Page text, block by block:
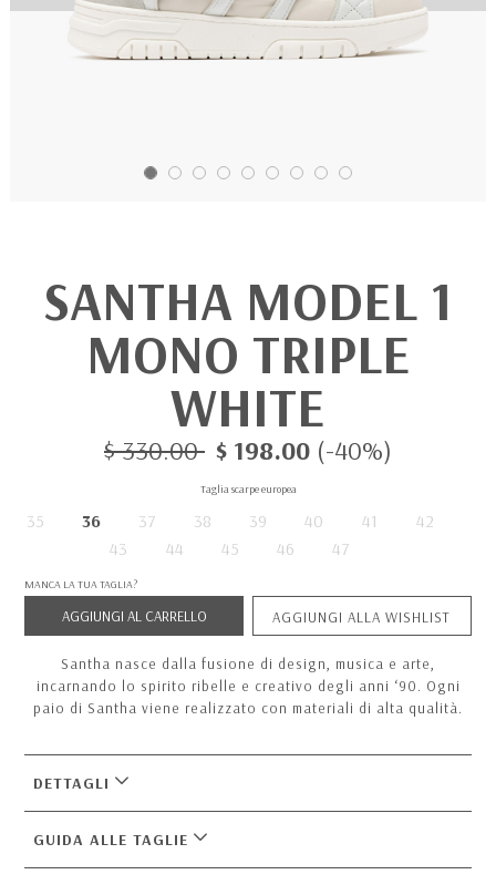
SANTHA MODEL 1
MONO TRIPLE
WHITE
$ 330.00 $ 198.00 (-40%)
35 36 37 38 39 40 41
42
43
44 45 46 47
Taglia scarpe europea
MANCA LA TUA TAGLIA?
AGGIUNGI AL CARRELLO AGGIUNGI ALLA WISHLIST
Santha nasce dalla fusione di design, musica e arte,
incarnando lo spirito ribelle e creativo degli anni ‘90. Ogni
paio di Santha viene realizzato con materiali di alta qualità.
DETTAGLI
GUIDA ALLE TAGLIE